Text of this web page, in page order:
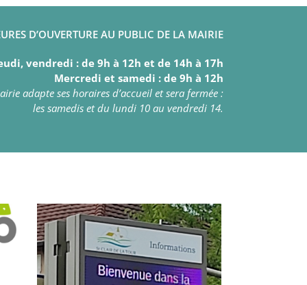
D’OUVERTURE AU PUBLIC DE LA MAIRIE
vendredi : de 9h à 12h et de 14h à 17h
Mercredi et samedi : de 9h à 12h
adapte ses horaires d’accueil et sera fermée :
les samedis et du lundi 10 au vendredi 14.